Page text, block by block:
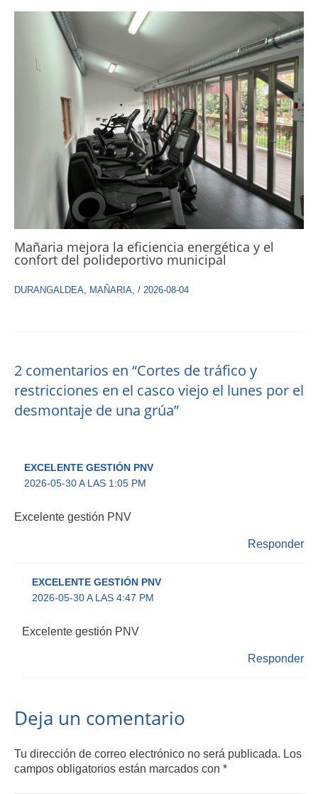
Mañaria mejora la eficiencia energética y el
confort del polideportivo municipal
DURANGALDEA MAÑARIA / 2026-08-04
2 comentarios en “Cortes de tráfico y
restricciones en el casco viejo el lunes por el
desmontaje de una grúa”
EXCELENTE GESTIÓN PNV
2026-05-30 A LAS 1:05 PM
Excelente gestión PNV
Responder
EXCELENTE GESTIÓN PNV
2026-05-30 A LAS 4:47 PM
Excelente gestión PNV
Responder
Deja un comentario
Tu dirección de correo electrónico no será publicada. Los
campos obligatorios están marcados con *